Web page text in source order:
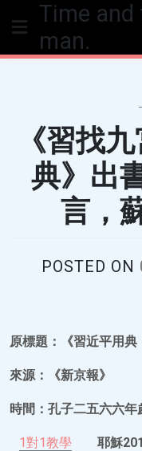
Time
man.
《習找
典》出
言，
POSTED ON
原標題：《習近平用典
來源：《新京報》
時間：孔子二五六六
1對1教學 耶穌